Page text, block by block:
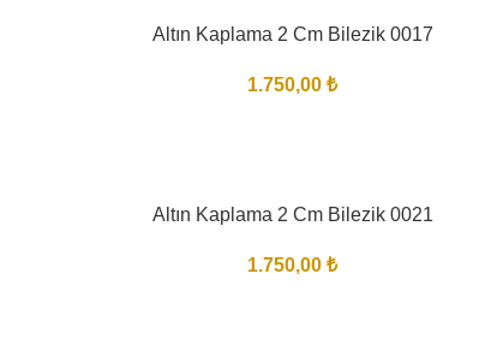
Altın Kaplama 2 Cm Bilezik 0017
1.750,00₺
Altın Kaplama 2 Cm Bilezik 0021
1.750,00₺